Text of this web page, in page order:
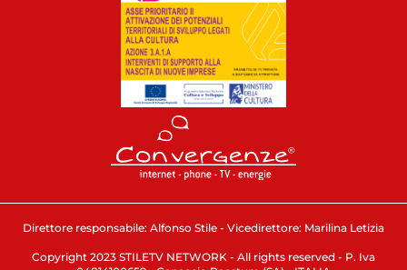
Direttore responsabile: Alfonso Stile - Vicedirettore: Marilina Letizia
Copyright 2023 STILETV NETWORK - All rights reserved - P. Iva